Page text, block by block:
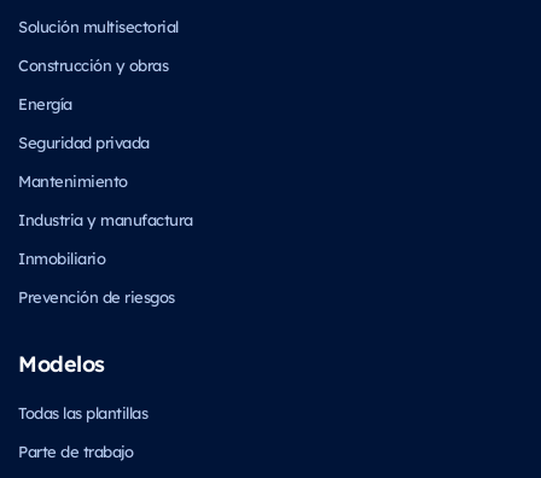
Solución multisectorial
Construcción y obras
Energía
Seguridad privada
Mantenimiento
Industria y manufactura
Inmobiliario
Prevención de riesgos
Modelos
Todas las plantillas
Parte de trabajo